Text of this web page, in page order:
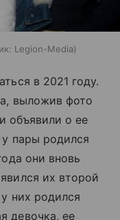
Legion-Media
в 2021 году.
выложив фото
объявили о ее
пары родился
они вновь
их второй
них родился
девочка, ее